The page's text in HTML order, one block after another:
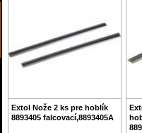
Extol Nože 2 ks pre hoblík
8893405 falcovací,8893405A